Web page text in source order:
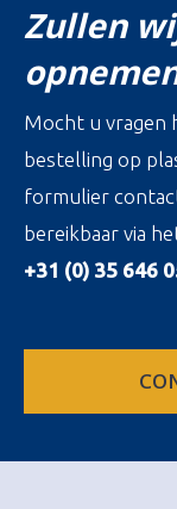
Zullen
Mocht u vragen
bestelling op
formulier
bereikbaar via
+31 (0) 35 646